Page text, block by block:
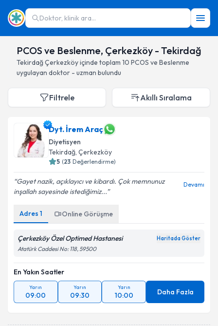
Doktor, klinik ara...
PCOS ve Beslenme, Çerkezköy - Tekirdağ
TekirdağÇerkezköyiçinde toplam 10 PCOS ve Beslenme
uygulayan doktor - uzman bulundu
Filtrele Akıllı Sıralama
Dyt. İrem Araç
Diyetisyen
Tekirdağ, Çerkezköy
5 (23 Değerlendirme)
Gayet nazik, açıklayıcı ve kibardı. Çok memnunuz
inşallah sayesinde istediğimiz...
Devamı
Adres 1 Online Görüşme
Çerkezköy Özel Optimed Hastanesi Haritada Göster
Atatürk Caddesi No: 118, 59500
En Yakın Saatler
Yarın
09:00
Yarın
09:30
Yarın
10:00 Daha Fazla